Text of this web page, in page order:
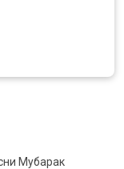
Мубарак